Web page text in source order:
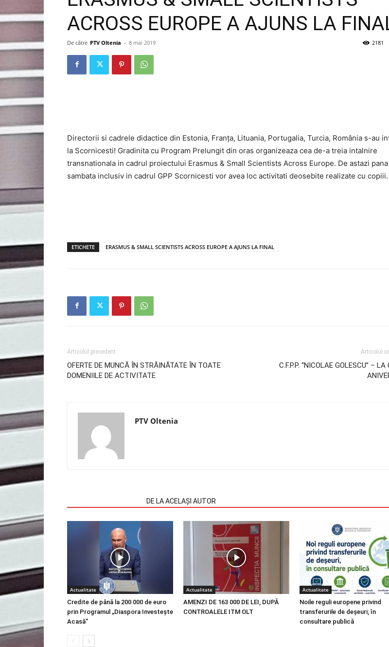
ACROSS EUROPE A AJUNS LA
De către PTV Oltenia - 8 mai 2019 2181
Directorii si cadrele didactice din Estonia, Franța, Lituania, Portugalia, Turcia, România s-au
la Scornicesti! Gradinita cu Program Prelungit din oras organizeaza cea de-a treia intalnire
transnationala in cadrul proiectului Erasmus & Small Scientists Across Europe. De astazi pana
sambata inclusiv in cadrul GPP Scornicesti vor avea loc activitati deosebite realizate cu copiii.
ETICHETE ERASMUS & SMALL SCIENTISTS ACROSS EUROPE A AJUNS LA FINAL
Articolul precedent
OFERTE DE MUNCĂ ÎN STRĂINĂTATE ÎN TOATE
DOMENIILE DE ACTIVITATE
Articolul
C.F.P.P. “NICOLAE GOLESCU” – LA
PTV Oltenia
DE LA ACELAȘI AUTOR
Actualitate
Credite de până la 200 000 de euro
prin Programul „Diaspora Investește
Acasă”
Actualitate
AMENZI DE 163 000 DE LEI, DUPĂ
CONTROALELE ITM OLT
Actualitate
Noile reguli europene privind
transferurile de deșeuri, în
consultare publică